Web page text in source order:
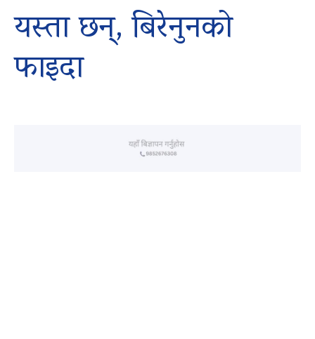
यस्ता छन्, बिरेनुनकाे
फाइदा